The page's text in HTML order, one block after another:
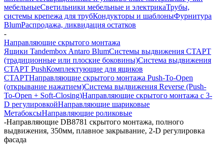
мебельныеСветильники мебельные и электрикаТрубы,
системы крепежа для трубКондукторы и шаблоныФурнитура
BlumРаспродажа, ликвидация остатков
-
Направляющие скрытого монтажа
Ящики Tandembox Antaro BlumСистемы выдвижения СТАРТ
(традиционные или плоские боковины)Система выдвижения
СТАРТ PushКомплектующие для ящиков
СТАРТНаправляющие скрытого монтажа Push-To-Open
(открывание нажатием)Система выдвижения Reverse (Push-
To-Open + Soft-Closing)Направляющие скрытого монтажа с 3-
D регулировкойНаправляющие шариковые
МетабоксыНаправляющие роликовые
-Направляющие DB8781 скрытого монтажа, полного
выдвижения, 350мм, плавное закрывание, 2-D регулировка
фасада